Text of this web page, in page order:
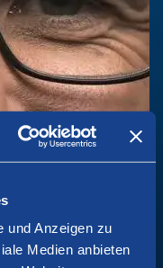
und Anzeigen zu
Medien anbieten